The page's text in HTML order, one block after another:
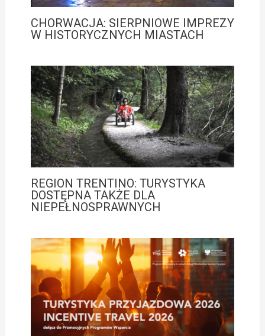
CHORWACJA: SIERPNIOWE IMPREZY
W HISTORYCZNYCH MIASTACH
REGION TRENTINO: TURYSTYKA
DOSTĘPNA TAKŻE DLA
NIEPEŁNOSPRAWNYCH